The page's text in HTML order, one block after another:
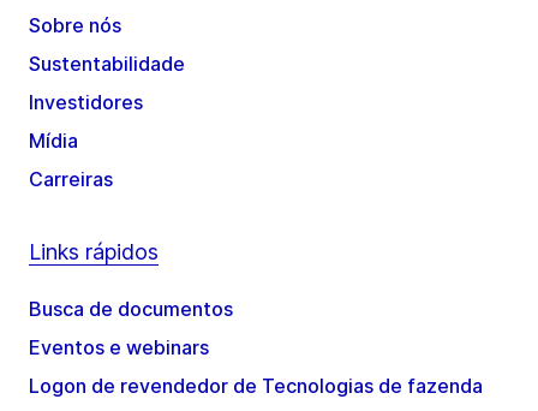
Sobre nós
Sustentabilidade
Investidores
Mídia
Carreiras
Links rápidos
Busca de documentos
Eventos e webinars
Logon de revendedor de Tecnologias de fazenda